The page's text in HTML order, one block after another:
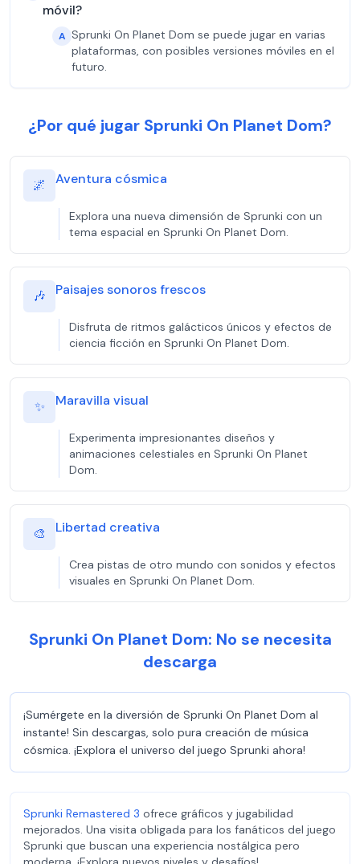
móvil?
A Sprunki On Planet Dom se puede jugar en varias
plataformas, con posibles versiones móviles en el
futuro.
¿Por qué jugar Sprunki On Planet Dom?
🌌 Aventura cósmica
Explora una nueva dimensión de Sprunki con un
tema espacial en Sprunki On Planet Dom.
🎶 Paisajes sonoros frescos
Disfruta de ritmos galácticos únicos y efectos de
ciencia ficción en Sprunki On Planet Dom.
✨ Maravilla visual
Experimenta impresionantes diseños y
animaciones celestiales en Sprunki On Planet
Dom.
🎨 Libertad creativa
Crea pistas de otro mundo con sonidos y efectos
visuales en Sprunki On Planet Dom.
Sprunki On Planet Dom: No se necesita
descarga
¡Sumérgete en la diversión de Sprunki On Planet Dom al
instante! Sin descargas, solo pura creación de música
cósmica. ¡Explora el universo del juego Sprunki ahora!
Sprunki Remastered 3 ofrece gráficos y jugabilidad
mejorados. Una visita obligada para los fanáticos del juego
Sprunki que buscan una experiencia nostálgica pero